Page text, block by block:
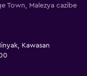
Town, Malezya cazibe
Kawasan